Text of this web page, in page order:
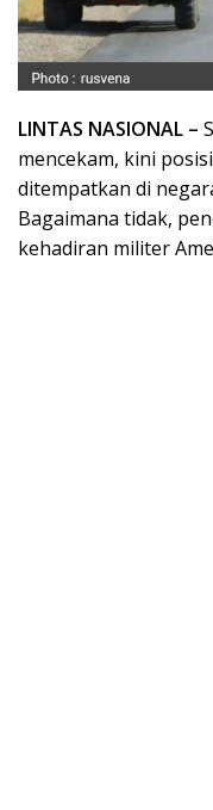
LINTAS NASIONAL –
mencekam, kini
ditempatkan di
Bagaimana tidak,
kehadiran militer